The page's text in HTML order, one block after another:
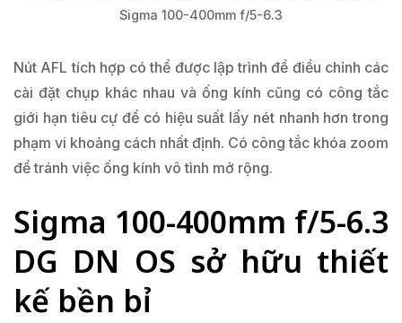
Sigma 100-400mm f/5-6.3
Nút AFL tích hợp có thể được lập trình để điều chỉnh các
cài đặt chụp khác nhau và ống kính cũng có công tắc
giới hạn tiêu cự để có hiệu suất lấy nét nhanh hơn trong
phạm vi khoảng cách nhất định. Có công tắc khóa zoom
để tránh việc ống kính vô tình mở rộng.
Sigma 100-400mm f/5-6.3
DG DN OS sở hữu thiết
kế bền bỉ